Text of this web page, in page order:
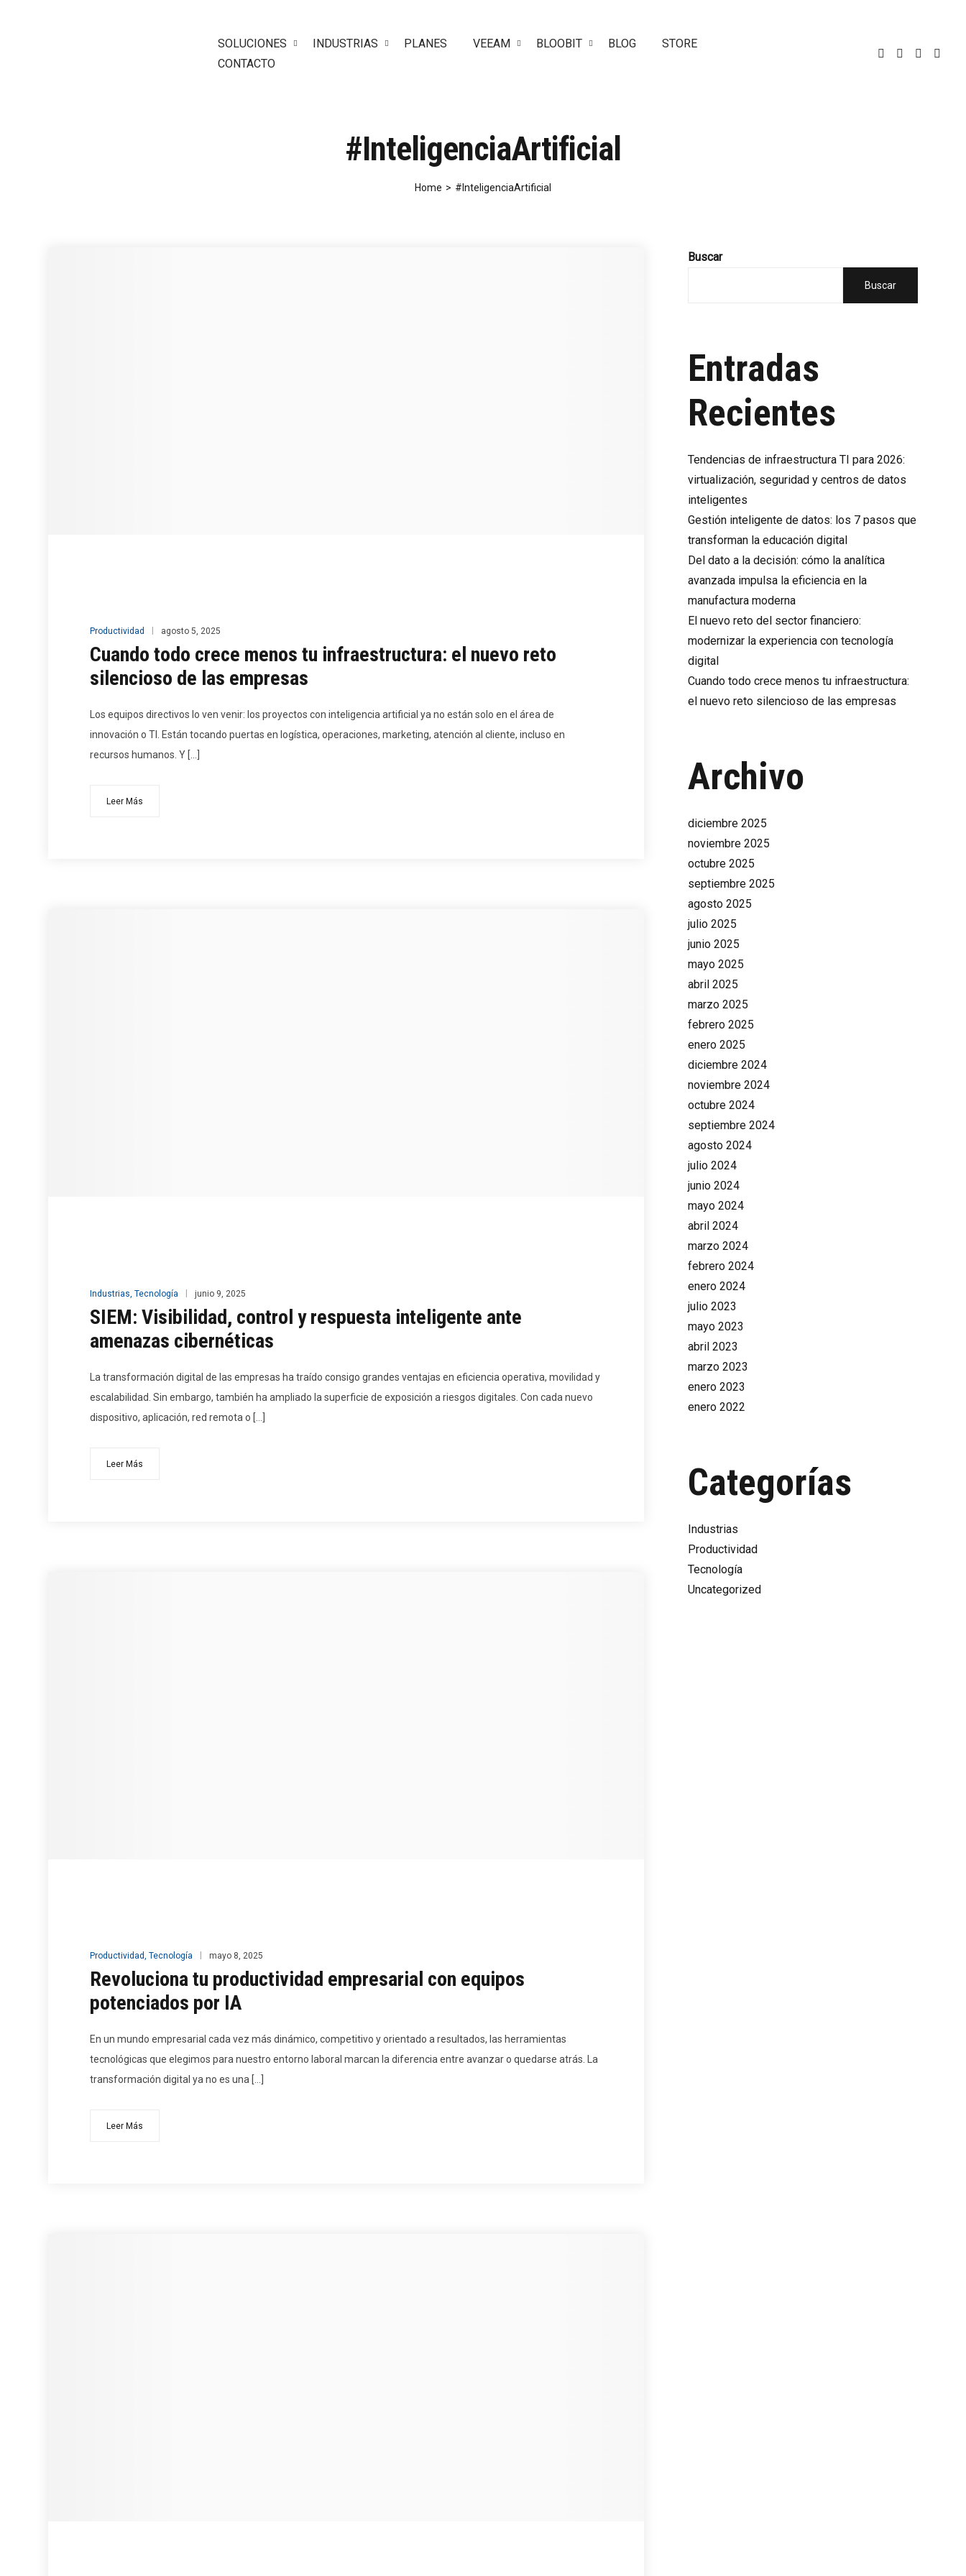
SOLUCIONES INDUSTRIAS PLANES VEEAM BLOOBIT BLOG
STORE
CONTACTO
#InteligenciaArtificial
Home > #InteligenciaArtificial
Buscar
Buscar
Entradas
Recientes
Tendencias de infraestructura TI para 2026:
virtualización, seguridad y centros de datos
inteligentes
Gestión inteligente de datos: los 7 pasos que
transforman la educación digital
Del dato a la decisión: cómo la analítica
avanzada impulsa la eficiencia en la
manufactura moderna
El nuevo reto del sector financiero:
modernizar la experiencia con tecnología
digital
Cuando todo crece menos tu infraestructura:
el nuevo reto silencioso de las empresas
Archivo
diciembre 2025
noviembre 2025
octubre 2025
septiembre 2025
agosto 2025
julio 2025
junio 2025
mayo 2025
abril 2025
marzo 2025
febrero 2025
enero 2025
diciembre 2024
noviembre 2024
octubre 2024
septiembre 2024
agosto 2024
julio 2024
junio 2024
mayo 2024
abril 2024
marzo 2024
febrero 2024
enero 2024
julio 2023
mayo 2023
abril 2023
marzo 2023
enero 2023
enero 2022
Categorías
Industrias
Productividad
Tecnología
Uncategorized
Productividad agosto 5, 2025
Cuando todo crece menos tu infraestructura: el nuevo reto
silencioso de las empresas
Los equipos directivos lo ven venir: los proyectos con inteligencia artificial ya no están solo en el área de
innovación o TI. Están tocando puertas en logística, operaciones, marketing, atención al cliente, incluso en
recursos humanos. Y […]
Leer Más
Industrias,Tecnología junio 9, 2025
SIEM: Visibilidad, control y respuesta inteligente ante
amenazas cibernéticas
La transformación digital de las empresas ha traído consigo grandes ventajas en eficiencia operativa, movilidad y
escalabilidad. Sin embargo, también ha ampliado la superficie de exposición a riesgos digitales. Con cada nuevo
dispositivo, aplicación, red remota o […]
Leer Más
Productividad,Tecnología mayo 8, 2025
Revoluciona tu productividad empresarial con equipos
potenciados por IA
En un mundo empresarial cada vez más dinámico, competitivo y orientado a resultados, las herramientas
tecnológicas que elegimos para nuestro entorno laboral marcan la diferencia entre avanzar o quedarse atrás. La
transformación digital ya no es una […]
Leer Más